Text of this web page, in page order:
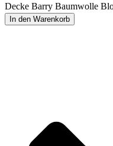
Decke Barry Baumwolle
In den Warenkorb